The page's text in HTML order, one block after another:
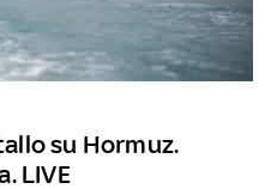
su Hormuz.
LIVE